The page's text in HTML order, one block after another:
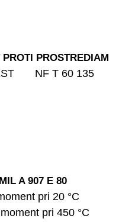
PROSTREDIAM
NF T 60 135
MIL A 907 E 80
pri 20 °C
pri 450 °C